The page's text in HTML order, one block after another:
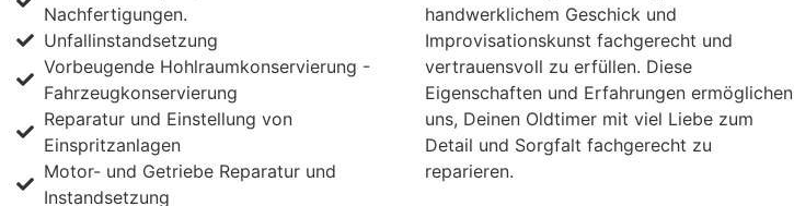
Nachfertigungen.
Unfallinstandsetzung
Vorbeugende Hohlraumkonservierung -
Fahrzeugkonservierung
Reparatur und Einstellung von
Einspritzanlagen
Motor- und Getriebe Reparatur und
Instandsetzung
handwerklichem Geschick und
Improvisationskunst fachgerecht und
vertrauensvoll zu erfüllen. Diese
Eigenschaften und Erfahrungen ermöglichen
uns, Deinen Oldtimer mit viel Liebe zum
Detail und Sorgfalt fachgerecht zu
reparieren.